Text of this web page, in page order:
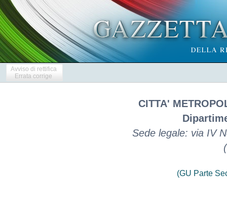
Avviso di rettifica
Errata corrige
CITTA'
Sede legale: via IV
(GU Parte